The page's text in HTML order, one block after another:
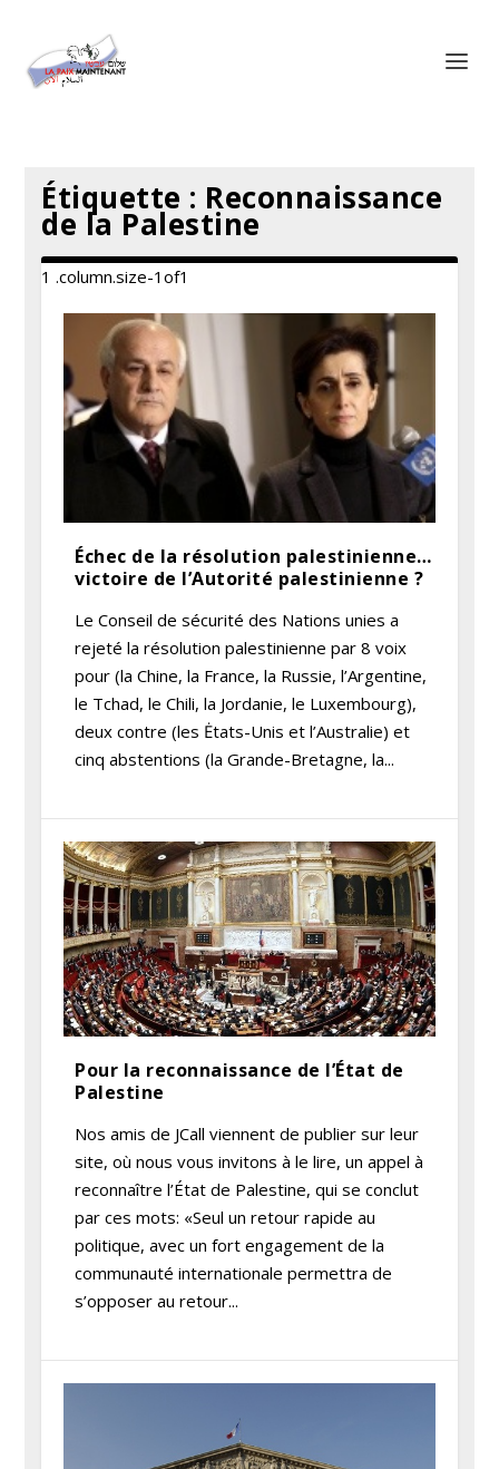
Étiquette : Reconnaissance
de la Palestine
Échec de la résolution palestinienne…
victoire de l’Autorité palestinienne ?
Le Conseil de sécurité des Nations unies a
rejeté la résolution palestinienne par 8 voix
pour (la Chine, la France, la Russie, l’Argentine,
le Tchad, le Chili, la Jordanie, le Luxembourg),
deux contre (les Ėtats-Unis et l’Australie) et
cinq abstentions (la Grande-Bretagne, la...
Pour la reconnaissance de l’État de
Palestine
Nos amis de JCall viennent de publier sur leur
site, où nous vous invitons à le lire, un appel à
reconnaître l’État de Palestine, qui se conclut
par ces mots: «Seul un retour rapide au
politique, avec un fort engagement de la
communauté internationale permettra de
s’opposer au retour...